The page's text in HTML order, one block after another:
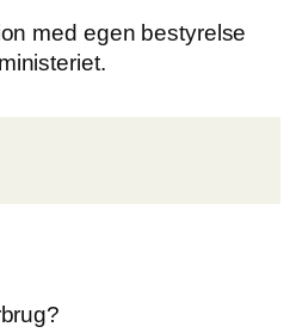
med egen bestyrelse